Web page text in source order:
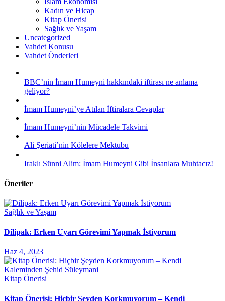
Kadın ve Hicap
Kitap Önerisi
Sağlık ve Yaşam
Uncategorized
Vahdet Konusu
Vahdet Önderleri
BBC’nin İmam Humeyni hakkındaki iftirası ne anlama
geliyor?
İmam Humeyni’ye Atılan İftiralara Cevaplar
İmam Humeyni’nin Mücadele Takvimi
Ali Şeriati’nin Kölelere Mektubu
Iraklı Sünni Alim: İmam Humeyni Gibi İnsanlara Muhtacız!
Öneriler
Sağlık ve Yaşam
Dilipak: Erken Uyarı Görevimi Yapmak İstiyorum
Haz 4, 2023
Kitap Önerisi
Kitap Önerisi: Hiçbir Şeyden Korkmuyorum – Kendi